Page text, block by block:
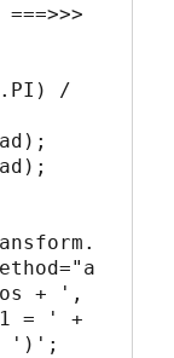
/
+ ',
= ' +
')';